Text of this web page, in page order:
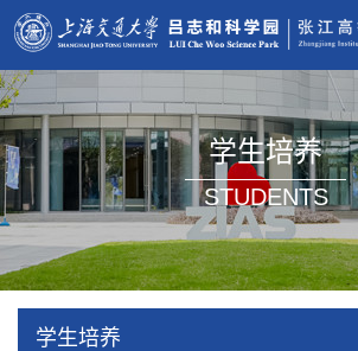
学生培养
STUDENTS
学生培养